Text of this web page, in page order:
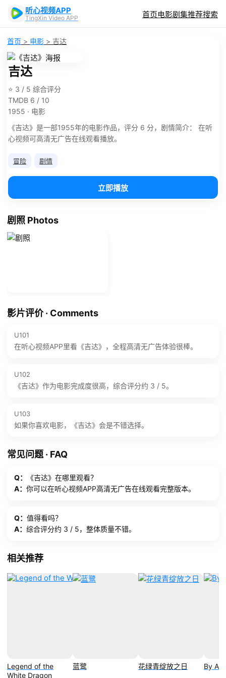
听心视频APP
TingXin Video APP 首页电影剧集推荐搜索
首页 > 电影 > 吉达
吉达
⭐ 3 / 5 综合评分
TMDB 6 / 10
1955 · 电影
《吉达》是一部1955年的电影作品，评分 6 分，剧情简介： 在听
心视频可高清无广告在线观看播放。
冒险 剧情
立即播放
剧照 Photos
影片评价 · Comments
U101
在听心视频APP里看《吉达》，全程高清无广告体验很棒。
U102
《吉达》作为电影完成度很高，综合评分约 3 / 5。
U103
如果你喜欢电影，《吉达》会是不错选择。
常见问题 · FAQ
Q：
《吉达》在哪里观看？
A： 你可以在听心视频APP高清无广告在线观看完整版本。
Q： 值得看吗？
A： 综合评分约 3 / 5，整体质量不错。
相关推荐
Legend of the
White Dragon
蓝鹭 花绿青绽放之日 By